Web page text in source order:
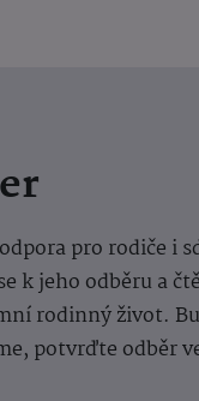
pro rodiče i
k jeho odběru a
rodinný život.
potvrďte odběr